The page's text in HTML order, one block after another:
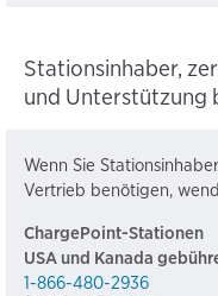
Stationsinhaber,
und Unterstützung
Wenn Sie
Vertrieb benötigen,
ChargePoint-Stationen
USA und Kanada
1-866-480-2936